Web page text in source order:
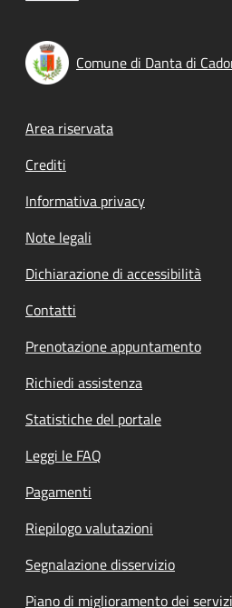
Comune di Danta di
Footer menu
Area riservata
Crediti
Informativa privacy
Note legali
Dichiarazione di accessibilità
Contatti
Prenotazione appuntamento
Richiedi assistenza
Statistiche del portale
Leggi le FAQ
Pagamenti
Riepilogo valutazioni
Segnalazione disservizio
Piano di miglioramento dei servizi